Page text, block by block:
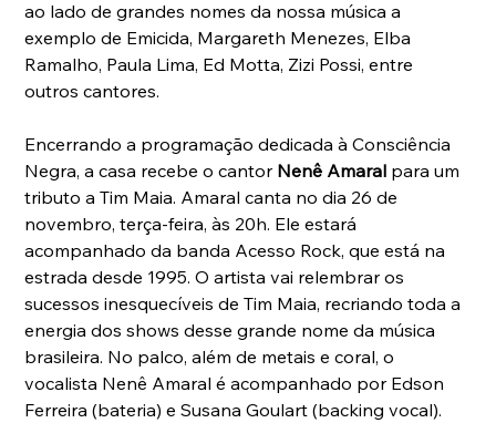
ao lado de grandes nomes da nossa música a
exemplo de Emicida, Margareth Menezes, Elba
Ramalho, Paula Lima, Ed Motta, Zizi Possi, entre
outros cantores.
Encerrando a programação dedicada à Consciência
Negra, a casa recebe o cantor Nenê Amaral para um
tributo a Tim Maia. Amaral canta no dia 26 de
novembro, terça-feira, às 20h. Ele estará
acompanhado da banda Acesso Rock, que está na
estrada desde 1995. O artista vai relembrar os
sucessos inesquecíveis de Tim Maia, recriando toda a
energia dos shows desse grande nome da música
brasileira. No palco, além de metais e coral, o
vocalista Nenê Amaral é acompanhado por Edson
Ferreira (bateria) e Susana Goulart (backing vocal).